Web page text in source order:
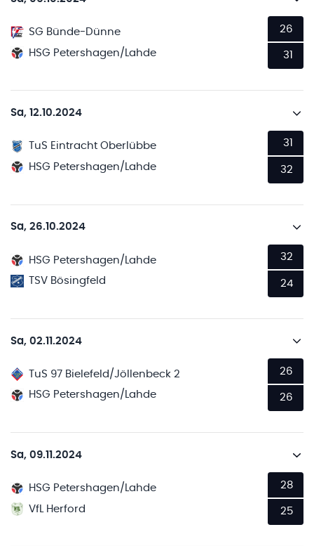
SG Bünde-Dünne
HSG Petershagen/Lahde
26
31
Sa, 12.10.2024
TuS Eintracht Oberlübbe
HSG Petershagen/Lahde
31
32
Sa, 26.10.2024
HSG Petershagen/Lahde
TSV Bösingfeld
32
24
Sa, 02.11.2024
TuS 97 Bielefeld/Jöllenbeck 2
HSG Petershagen/Lahde
26
26
Sa, 09.11.2024
HSG Petershagen/Lahde
VfL Herford
28
25